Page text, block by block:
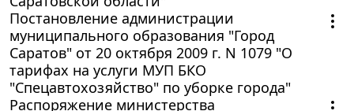
Постановление администрации
муниципального образования "Город
Саратов" от 20 октября 2009 г. N 1079 "О
тарифах на услуги МУП БКО
"Спецавтохозяйство" по уборке города"
Распоряжение министерства